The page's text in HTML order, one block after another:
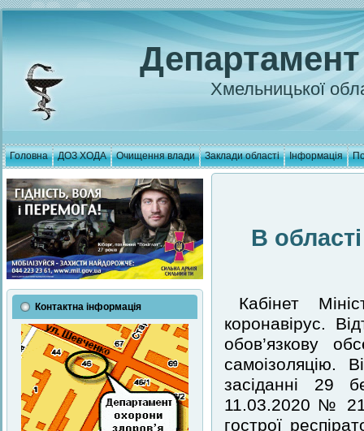
Хмельницької
Головна ДОЗ ХОДА Очищення влади Заклади області Інформація
Контактна інформація
В
Кабінет
коронавірус.
обов’язкову
самоізоляцію.
засіданні 29
11.03.2020 №
гострої